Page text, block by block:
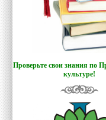
Проверьте свои знания по
культуре!